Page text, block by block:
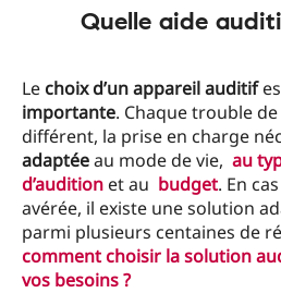
Quelle aide
Le choix d’un appareil auditif
importante. Chaque trouble
différent, la prise en charge
adaptéeau mode de vie, au
d’audition et au budget. En
avérée, il existe une solution
parmi plusieurs centaines de
comment choisir la solution
vos besoins ?